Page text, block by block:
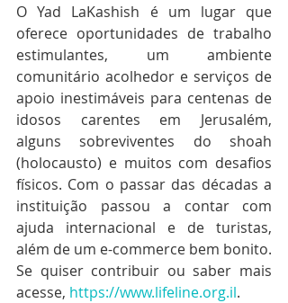
O Yad LaKashish é um lugar que
oferece oportunidades de trabalho
estimulantes, um ambiente
comunitário acolhedor e serviços de
apoio inestimáveis para centenas de
idosos carentes em Jerusalém,
alguns sobreviventes do shoah
(holocausto) e muitos com desafios
físicos. Com o passar das décadas a
instituição passou a contar com
ajuda internacional e de turistas,
além de um e-commerce bem bonito.
Se quiser contribuir ou saber mais
acesse, https://www.lifeline.org.il.